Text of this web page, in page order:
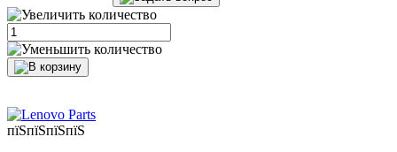
пїЅпїЅпїЅпїЅ